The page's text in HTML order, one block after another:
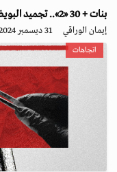
بنات + 30 «2».. تجميد البويضات في مصر حق مؤجل أم ترف محظور؟
إيمان الوراقي 31 ديسمبر 2024 - 20:23
اتجاهات